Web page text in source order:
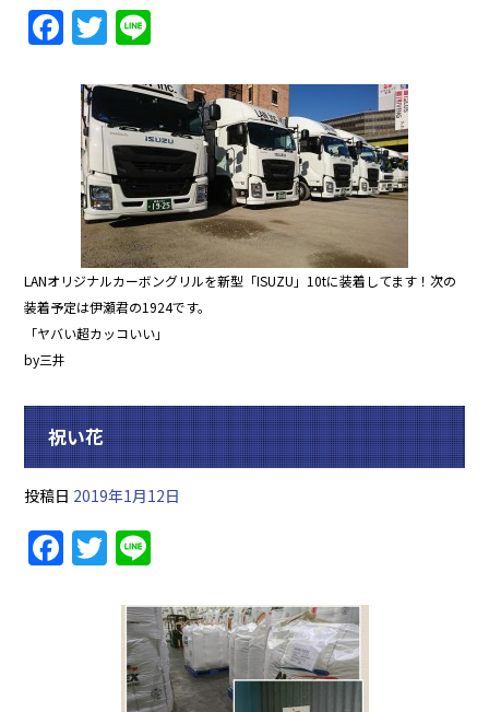
F
a
c
e
b
o
o
k
T
w
itt
er
e
LANオリジナルカーボングリルを新型「ISUZU」10tに装着してます！次の
装着予定は伊瀬君の1924です。
「ヤバい超カッコいい」
by三井
祝い花
投稿日 2019年1月12日
F T
itt
er
e